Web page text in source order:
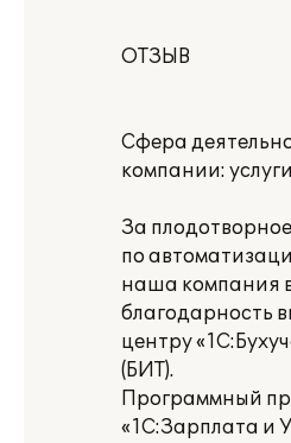
ОТЗЫВ
Сфера
компании: услуги
За
по
наша компания
благодарность
центру
(БИТ).
Программный
«1С:Зарплата и